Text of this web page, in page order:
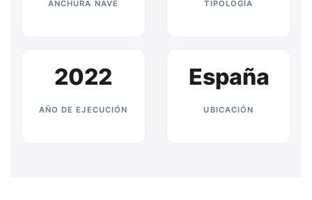
ANCHURA NAVE TIPOLOGÍA
2022
AÑO DE EJECUCIÓN
España
UBICACIÓN